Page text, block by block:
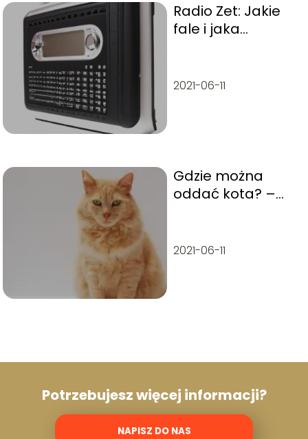
Radio Zet: Jakie
fale i jaka
2021-06-11
Gdzie można
oddać kota? –
odpowiednio
2021-06-11
Potrzebujesz więcej informacji?
NAPISZ DO NAS